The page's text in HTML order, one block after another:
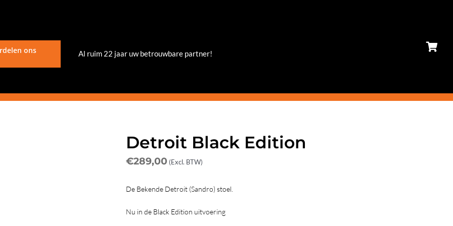
ons Al ruim 22 jaar uw betrouwbare partner!
Detroit Black Edition
€289,00 (Excl. BTW)
De Bekende Detroit (Sandro) stoel.
Nu in de Black Edition uitvoering